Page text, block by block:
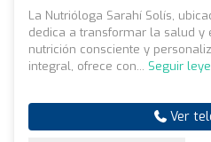
La Nutrióloga Sarahí Solís,
dedica a transformar la salud y
nutrición consciente y
integral, ofrece con... Seguir
Ver